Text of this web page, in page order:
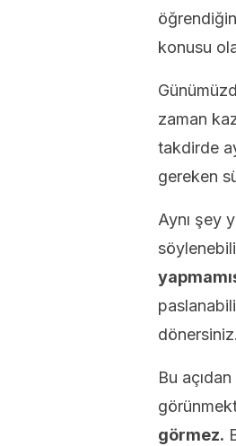
konusu
zaman
takdirde
gereken
Aynı şey
dönersiniz.
Bu
görmez.